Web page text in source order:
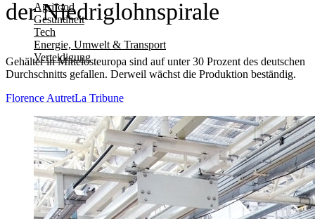
Agrifood
Gesundheit
Tech
Energie, Umwelt & Transport
Verteidigung
der Niedriglohnspirale
Gehälter in Mittelosteuropa sind auf unter 30 Prozent des deutschen
Durchschnitts gefallen. Derweil wächst die Produktion beständig.
Florence AutretLa Tribune